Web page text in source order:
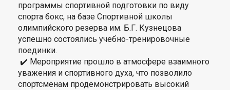
программы спортивной подготовки по виду
спорта бокс, на базе Спортивной школы
олимпийского резерва им. Б.Г. Кузнецова
успешно состоялись учебно-тренировочные
поединки.
✔️ Мероприятие прошло в атмосфере взаимного
уважения и спортивного духа, что позволило
спортсменам продемонстрировать высокий